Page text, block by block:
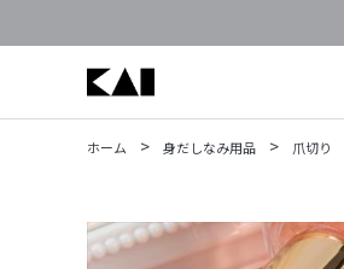
ホーム > 身だしなみ用品 > 爪切り